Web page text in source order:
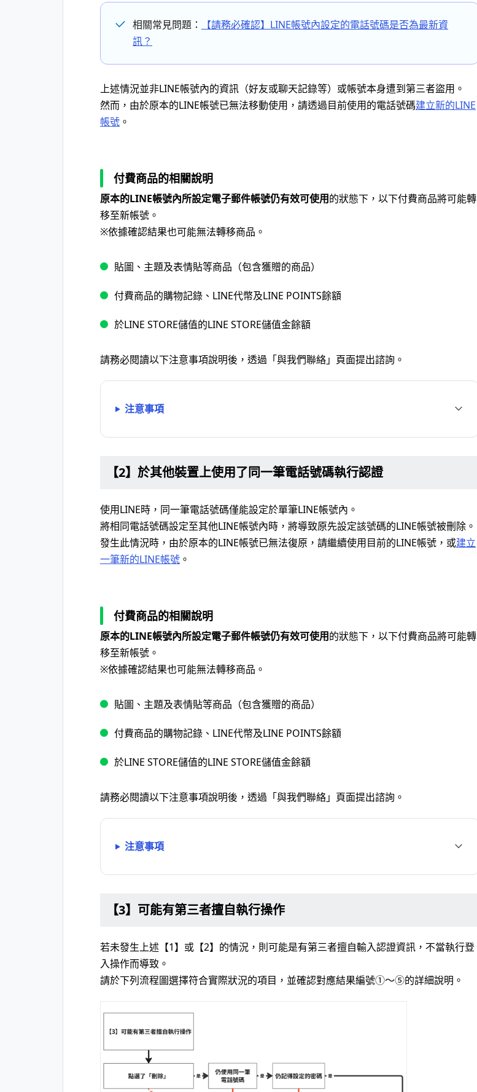
相關常見問題：
【請務必確認】LINE帳號內設定的電話號碼是否為最新資
訊？
上述情況並非LINE帳號內的資訊（好友或聊天記錄等）或帳號本身遭到第三者盜用。
然而，由於原本的LINE帳號已無法移動使用，請透過目前使用的電話號碼建立新的LINE
帳號 。
付費商品的相關說明
原本的LINE帳號內所設定電子郵件帳號仍有效可使用的狀態下，以下付費商品將可能轉
移至新帳號。
※依據確認結果也可能無法轉移商品。
貼圖、主題及表情貼等商品（包含獲贈的商品）
付費商品的購物記錄、LINE代幣及LINE POINTS餘額
於LINE STORE儲值的LINE STORE儲值金餘額
請務必閱讀以下注意事項說明後，透過「與我們聯絡」頁面提出諮詢。
注意事項
【2】於其他裝置上使用了同一筆電話號碼執行認證
使用LINE時，同一筆電話號碼僅能設定於單筆LINE帳號內。
將相同電話號碼設定至其他LINE帳號內時，將導致原先設定該號碼的LINE帳號被刪除。
發生此情況時，由於原本的LINE帳號已無法復原，請繼續使用目前的LINE帳號，或建立
一筆新的LINE帳號 。
付費商品的相關說明
原本的LINE帳號內所設定電子郵件帳號仍有效可使用的狀態下，以下付費商品將可能轉
移至新帳號。
※依據確認結果也可能無法轉移商品。
貼圖、主題及表情貼等商品（包含獲贈的商品）
付費商品的購物記錄、LINE代幣及LINE POINTS餘額
於LINE STORE儲值的LINE STORE儲值金餘額
請務必閱讀以下注意事項說明後，透過「與我們聯絡」頁面提出諮詢。
注意事項
【3】可能有第三者擅自執行操作
若未發生上述【1】或【2】的情況，則可能是有第三者擅自輸入認證資訊，不當執行登
入操作而導致。
請於下列流程圖選擇符合實際狀況的項目，並確認對應結果編號①〜⑤的詳細說明。